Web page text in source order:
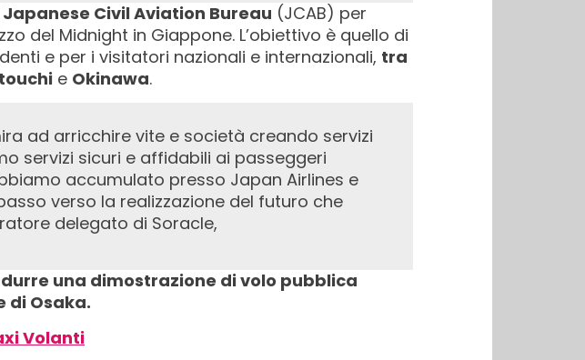
Japanese Civil Aviation Bureau (JCAB) per
del Midnight in Giappone. L’obiettivo è quello di
e per i visitatori nazionali e internazionali, tra
e Okinawa.
servizi sicuri e affidabili ai passeggeri
accumulato presso Japan Airlines e
verso la realizzazione del futuro che
delegato di Soracle,
una dimostrazione di volo pubblica
di Osaka.
Volanti